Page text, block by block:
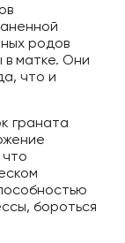
родов
в матке. Они
что и
граната
бороться